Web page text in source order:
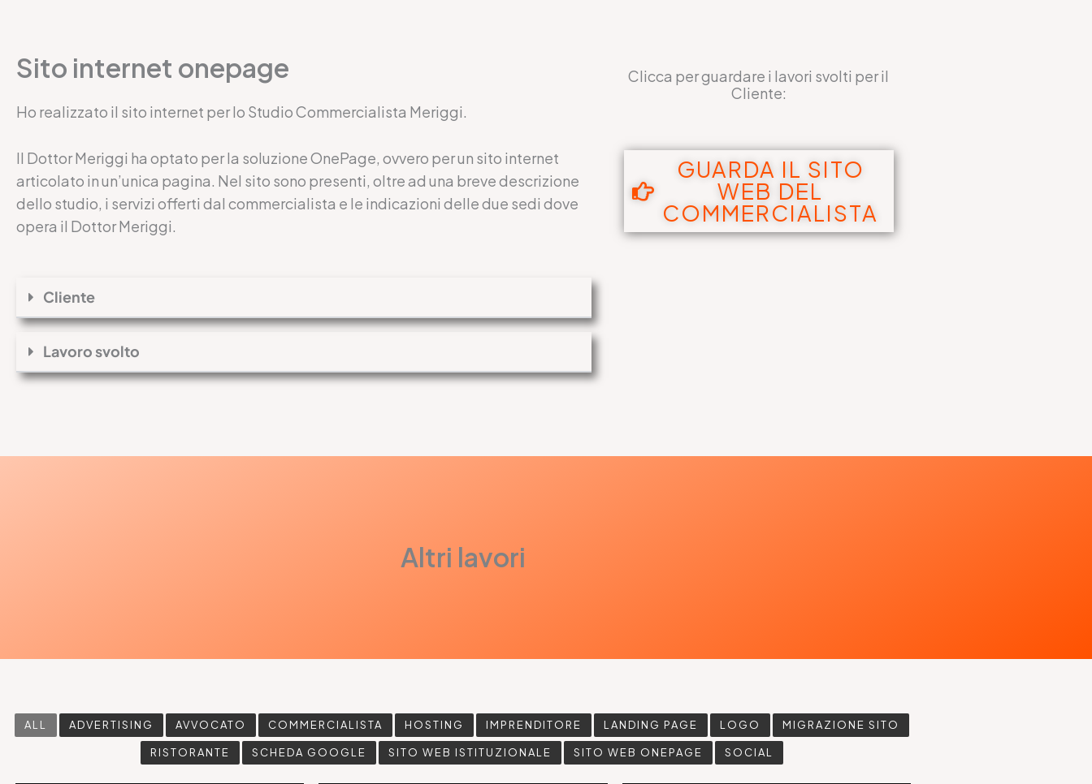
Sito internet onepage
Ho realizzato il sito internet per lo Studio Commercialista Meriggi.
Il Dottor Meriggi ha optato per la soluzione OnePage, ovvero per un sito internet
articolato in un’unica pagina. Nel sito sono presenti, oltre ad una breve descrizione
dello studio, i servizi offerti dal commercialista e le indicazioni delle due sedi dove
opera il Dottor Meriggi.
Cliente
Lavoro svolto
Clicca per guardare i lavori svolti per il
Cliente:
GUARDA IL SITO
WEB DEL
COMMERCIALISTA
Altri lavori
ALL ADVERTISING AVVOCATO COMMERCIALISTA HOSTING IMPRENDITORE LANDING PAGE LOGO MIGRAZIONE SITO
RISTORANTE SCHEDA GOOGLE SITO WEB ISTITUZIONALE SITO WEB ONEPAGE SOCIAL